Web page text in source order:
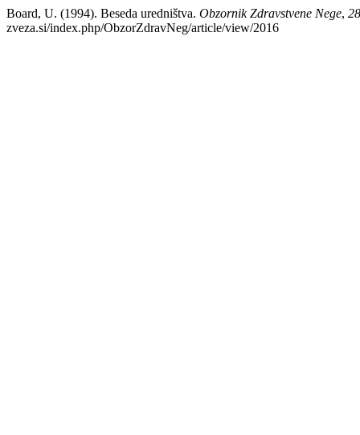
Board, U. (1994). Beseda uredništva. Obzornik Zdravstvene Nege, 28
zveza.si/index.php/ObzorZdravNeg/article/view/2016